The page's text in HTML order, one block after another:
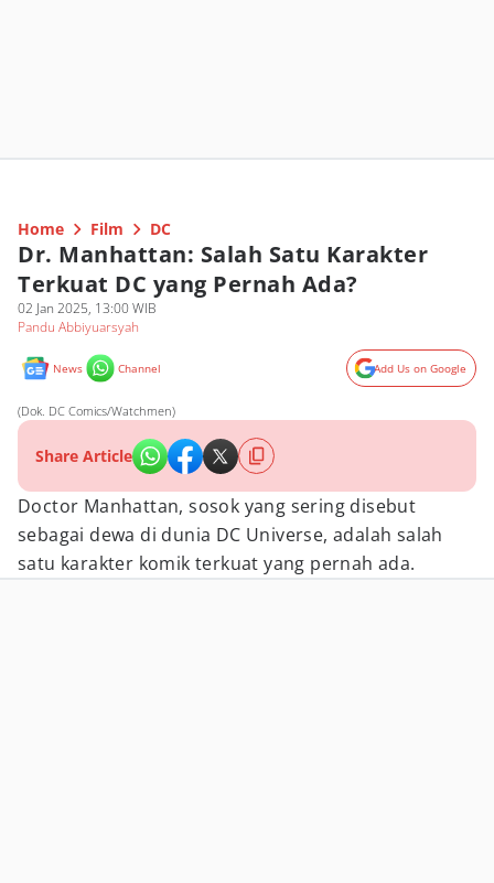
Home Film DC
Dr. Manhattan: Salah Satu Karakter
Terkuat DC yang Pernah Ada?
02 Jan 2025, 13:00 WIB
Pandu Abbiyuarsyah
News Channel Add Us on Google
(Dok. DC Comics/Watchmen)
Share Article
Doctor Manhattan, sosok yang sering disebut
sebagai dewa di dunia DC Universe, adalah salah
satu karakter komik terkuat yang pernah ada.